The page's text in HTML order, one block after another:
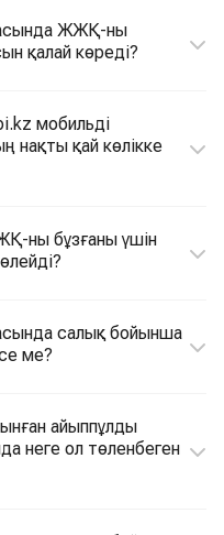
ЖЖҚ-ны
қалай көреді?
мобильді
нақты қай көлікке
ны бұзғаны үшін
салық бойынша
ме?
айыппұлды
неге ол төленбеген